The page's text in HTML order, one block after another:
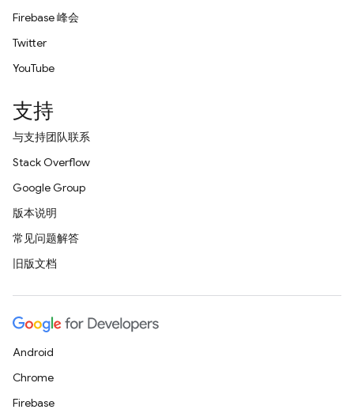
Firebase 峰会
Twitter
YouTube
支持
与支持团队联系
Stack Overflow
Google Group
版本说明
常见问题解答
旧版文档
Android
Chrome
Firebase